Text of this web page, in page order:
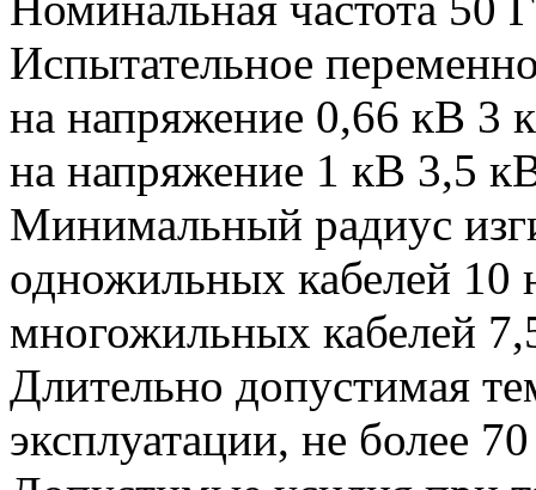
Испытательное
на напряжение 0,66 кВ 3
на напряжение 1 кВ 3,5
Минимальный радиус
одножильных кабелей 10
многожильных кабелей
Длительно допустимая
эксплуатации, не более